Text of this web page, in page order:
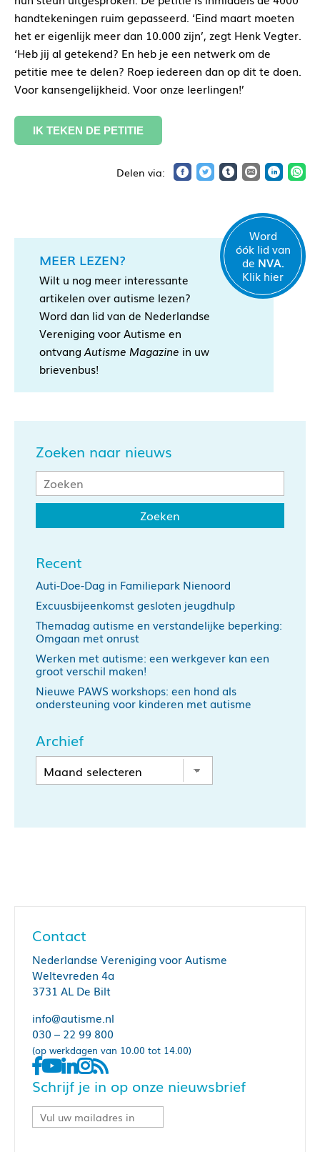
handtekeningen ruim gepasseerd. ‘Eind maart moeten
het er eigenlijk meer dan 10.000 zijn’, zegt Henk Vegter.
‘Heb jij al getekend? En heb je een netwerk om de
petitie mee te delen? Roep iedereen dan op dit te doen.
Voor kansengelijkheid. Voor onze leerlingen!’
IK TEKEN DE PETITIE
MEER LEZEN?
Wilt u nog meer interessante
artikelen over autisme lezen?
Word dan lid van de Nederlandse
Vereniging voor Autisme en
ontvang Autisme Magazine in uw
brievenbus!
Word
óók lid van
de NVA.
Klik hier
Zoeken naar nieuws
Recent
Auti-Doe-Dag in Familiepark Nienoord
Excuusbijeenkomst gesloten jeugdhulp
Themadag autisme en verstandelijke beperking:
Omgaan met onrust
Werken met autisme: een werkgever kan een
groot verschil maken!
Nieuwe PAWS workshops: een hond als
ondersteuning voor kinderen met autisme
Archief
Contact
Nederlandse Vereniging voor Autisme
Weltevreden 4a
3731 AL De Bilt
info@autisme.nl
030 – 22 99 800
(op werkdagen van 10.00 tot 14.00)
Schrijf je in op onze nieuwsbrief